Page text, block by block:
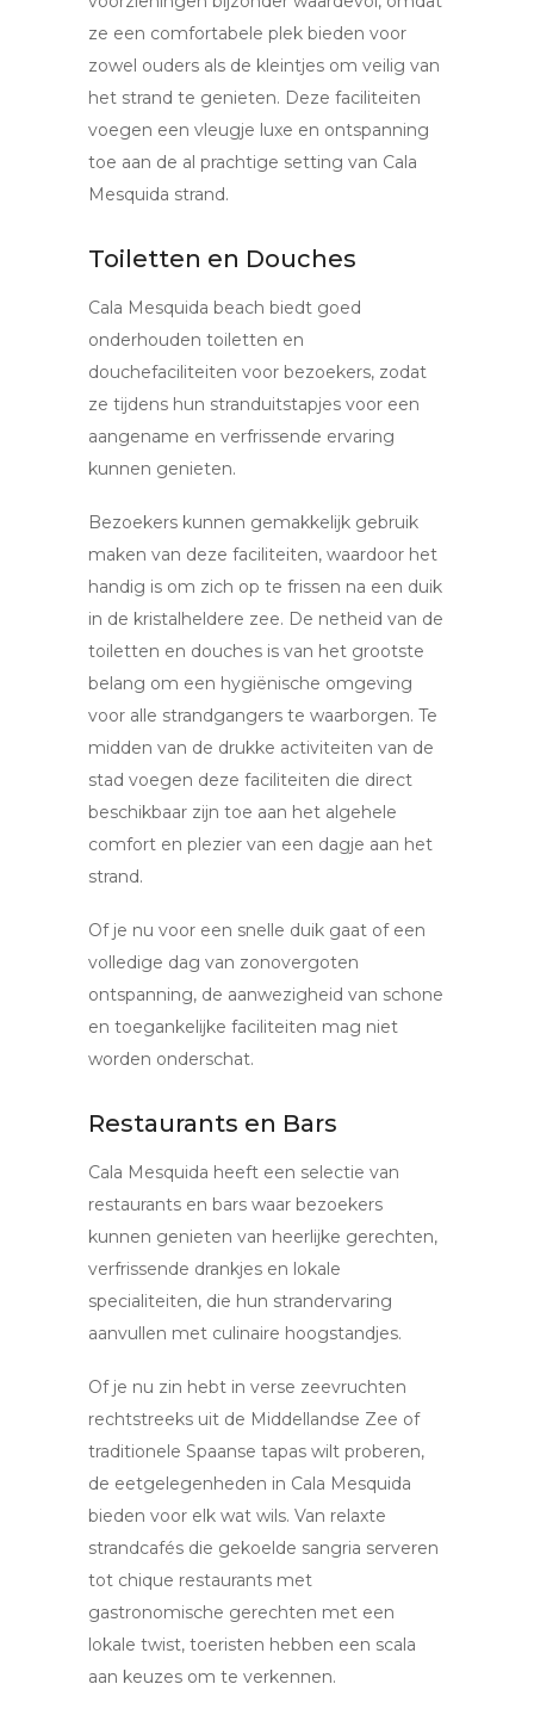
ze een comfortabele plek bieden voor
zowel ouders als de kleintjes om veilig van
het strand te genieten. Deze faciliteiten
voegen een vleugje luxe en ontspanning
toe aan de al prachtige setting van Cala
Mesquida strand.
Toiletten en Douches
Cala Mesquida beach biedt goed
onderhouden toiletten en
douchefaciliteiten voor bezoekers, zodat
ze tijdens hun stranduitstapjes voor een
aangename en verfrissende ervaring
kunnen genieten.
Bezoekers kunnen gemakkelijk gebruik
maken van deze faciliteiten, waardoor het
handig is om zich op te frissen na een duik
in de kristalheldere zee. De netheid van de
toiletten en douches is van het grootste
belang om een hygiënische omgeving
voor alle strandgangers te waarborgen. Te
midden van de drukke activiteiten van de
stad voegen deze faciliteiten die direct
beschikbaar zijn toe aan het algehele
comfort en plezier van een dagje aan het
strand.
Of je nu voor een snelle duik gaat of een
volledige dag van zonovergoten
ontspanning, de aanwezigheid van schone
en toegankelijke faciliteiten mag niet
worden onderschat.
Restaurants en Bars
Cala Mesquida heeft een selectie van
restaurants en bars waar bezoekers
kunnen genieten van heerlijke gerechten,
verfrissende drankjes en lokale
specialiteiten, die hun strandervaring
aanvullen met culinaire hoogstandjes.
Of je nu zin hebt in verse zeevruchten
rechtstreeks uit de Middellandse Zee of
traditionele Spaanse tapas wilt proberen,
de eetgelegenheden in Cala Mesquida
bieden voor elk wat wils. Van relaxte
strandcafés die gekoelde sangria serveren
tot chique restaurants met
gastronomische gerechten met een
lokale twist, toeristen hebben een scala
aan keuzes om te verkennen.